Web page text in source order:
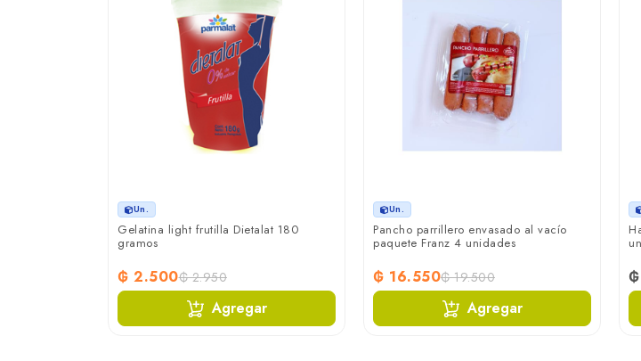
Un.
Gelatina light frutilla Dietalat 180
gramos
₲ 2.500₲ 2.950
Agregar
Un.
Pancho parrillero envasado al vacío
paquete Franz 4 unidades
₲ 16.550₲ 19.500
Agregar